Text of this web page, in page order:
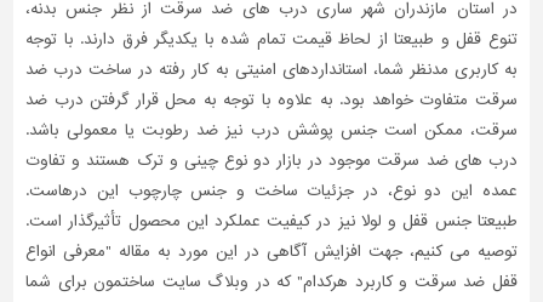
در استان مازندران شهر ساری درب های ضد سرقت از نظر جنس بدنه،
تنوع قفل و طبیعتا از لحاظ قیمت تمام شده با یکدیگر فرق دارند. با توجه
به کاربری مدنظر شما، استانداردهای امنیتی به کار رفته در ساخت درب ضد
سرقت متفاوت خواهد بود. به علاوه با توجه به محل قرار گرفتن درب ضد
سرقت، ممکن است جنس پوشش درب نیز ضد رطوبت یا معمولی باشد.
درب های ضد سرقت موجود در بازار دو نوع چینی و ترک هستند و تفاوت
عمده این دو نوع، در جزئیات ساخت و جنس چارچوب این درهاست.
طبیعتا جنس قفل و لولا نیز در کیفیت عملکرد این محصول تأثیرگذار است.
توصیه می کنیم، جهت افزایش آگاهی در این مورد به مقاله "معرفی انواع
قفل ضد سرقت و کاربرد هرکدام" که در وبلاگ سایت ساختمون برای شما